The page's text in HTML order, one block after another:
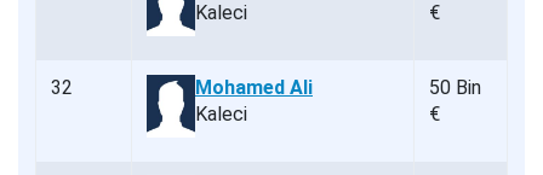
Kaleci
€
32
Mohamed Ali
Kaleci
50 Bin
€